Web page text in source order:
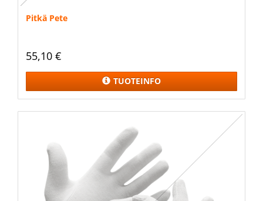
Pitkä Pete
55,10 €
TUOTEINFO